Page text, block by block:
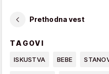
Prethodna vest
TAGOVI
ISKUSTVA BEBE